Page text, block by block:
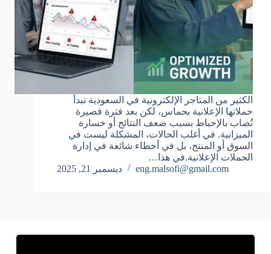
الكثير من المتاجر الإلكترونية في السعودية تبدأ
حملاتها الإعلانية بحماس، لكن بعد فترة قصيرة
تُصاب بالإحباط بسبب ضعف النتائج أو خسارة
الميزانية. في أغلب الحالات، المشكلة ليست في
السوق أو المنتج، بل في أخطاء شائعة في إدارة
الحملات الإعلانية.في هذا…
eng.malsofi@gmail.com
ديسمبر 21, 2025